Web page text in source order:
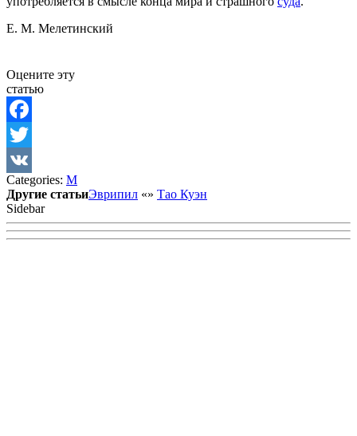
Е. М. Мелетинский
Оцените эту
статью
Facebook
Twitter
VK
Categories: М
Другие статьиЭврипил «» Тао Куэн
Sidebar